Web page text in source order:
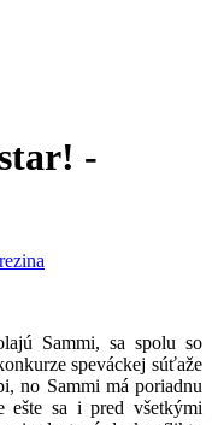
-
Sammi, sa spolu so
speváckej súťaže
no Sammi má poriadnu
ešte sa i pred všetkými